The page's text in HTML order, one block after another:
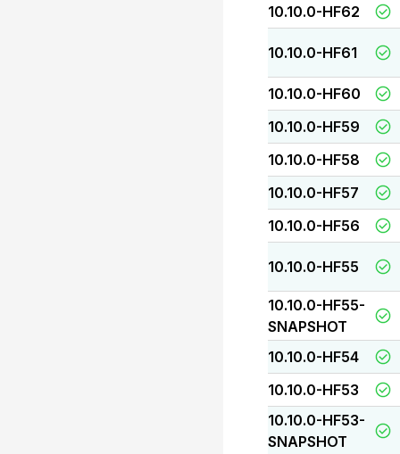
10.10.0-HF62
10.10.0-HF61
10.10.0-HF60
10.10.0-HF59
10.10.0-HF58
10.10.0-HF57
10.10.0-HF56
10.10.0-HF55
10.10.0-HF55-
SNAPSHOT
10.10.0-HF54
10.10.0-HF53
10.10.0-HF53-
SNAPSHOT